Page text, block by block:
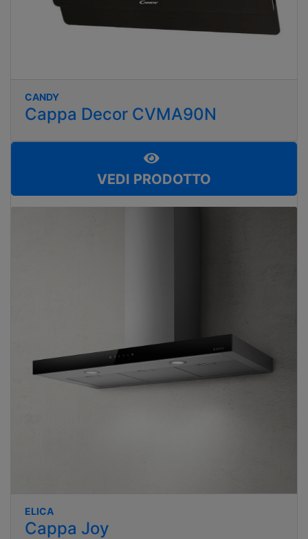
CANDY
Cappa Decor CVMA90N
VEDI PRODOTTO
ELICA
Cappa Joy